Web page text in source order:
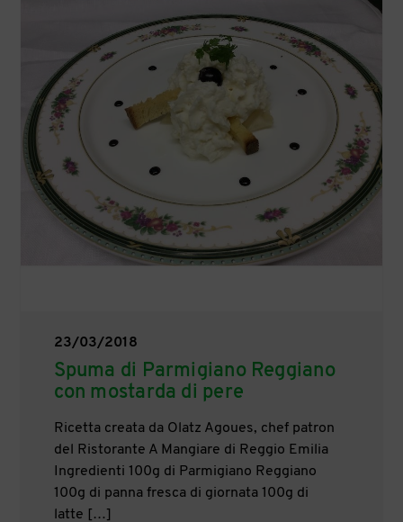
23/03/2018
Spuma di Parmigiano Reggiano
con mostarda di pere
Ricetta creata da Olatz Agoues, chef patron
del Ristorante A Mangiare di Reggio Emilia
Ingredienti 100g di Parmigiano Reggiano
100g di panna fresca di giornata 100g di
latte […]